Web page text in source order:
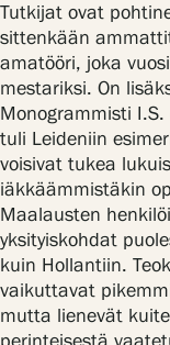
Tutkijat ovat
sittenkään
amatööri, joka
mestariksi. On
Monogrammisti
tuli Leideniin
voisivat tukea
iäkkäämmistäkin
Maalausten
yksityiskohdat
kuin Hollantiin.
vaikuttavat
mutta lienevät